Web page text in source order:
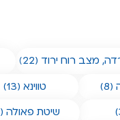
מצב רוח ירוד (22)
טווינא (13)
שיטת פאולה (1)